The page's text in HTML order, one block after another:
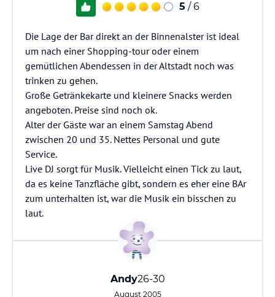
5 / 6
Die Lage der Bar direkt an der Binnenalster ist ideal
um nach einer Shopping-tour oder einem
gemütlichen Abendessen in der Altstadt noch was
trinken zu gehen.
Große Getränkekarte und kleinere Snacks werden
angeboten. Preise sind noch ok.
Alter der Gäste war an einem Samstag Abend
zwischen 20 und 35. Nettes Personal und gute
Service.
Live DJ sorgt für Musik. Vielleicht einen Tick zu laut,
da es keine Tanzfläche gibt, sondern es eher eine BAr
zum unterhalten ist, war die Musik ein bisschen zu
laut.
Andy26-30
August 2005